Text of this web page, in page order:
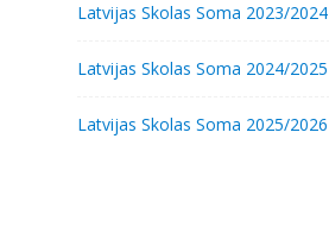
Latvijas Skolas Soma 2023/2024
Latvijas Skolas Soma 2024/2025
Latvijas Skolas Soma 2025/2026